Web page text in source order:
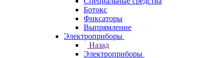
Ботокс
Фиксаторы
Выпрямление
Электроприборы
Назад
Электроприборы